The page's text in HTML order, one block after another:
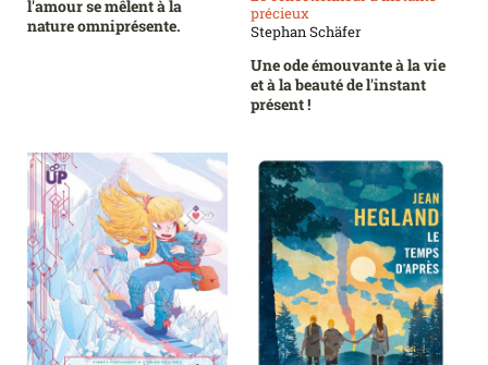
l'amour se mêlent à la
nature omniprésente.
précieux
Stephan Schäfer
Une ode émouvante à la vie
et à la beauté de l'instant
présent !